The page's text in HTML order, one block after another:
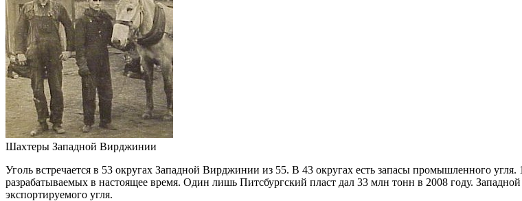
Шахтеры Западной Вирджинии
Уголь встречается в 53 округах Западной Вирджинии из 55. В 43 округах есть запасы промышленного
разрабатываемых в настоящее время. Один лишь Питсбургский пласт дал 33 млн тонн в 2008 году.
экспортируемого угля.